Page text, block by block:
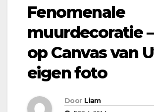
Fenomenale
muurdecoratie
op Canvas van
eigen foto
Door Liam